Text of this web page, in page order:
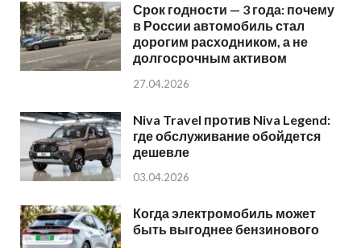
Срок годности — 3 года: почему
в России автомобиль стал
дорогим расходником, а не
долгосрочным активом
27.04.2026
Niva Travel против Niva Legend:
где обслуживание обойдется
дешевле
03.04.2026
Когда электромобиль может
быть выгоднее бензинового